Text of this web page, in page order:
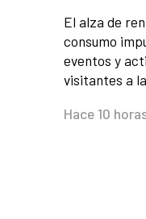
El alza de
consumo
eventos y
visitantes a
Hace 10